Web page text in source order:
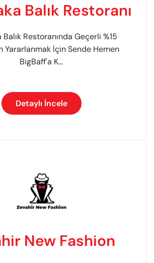
Balık Restoranı
Balık Restoranında Geçerli %15
Yararlanmak İçin Sende Hemen
BigBaff'a K...
Detaylı İncele
New Fashion